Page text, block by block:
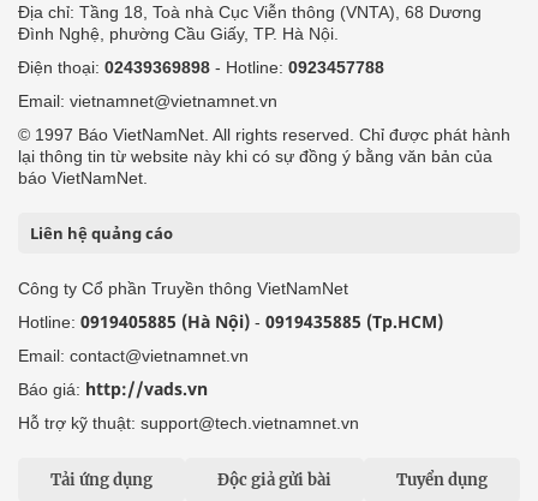
Địa chỉ: Tầng 18, Toà nhà Cục Viễn thông (VNTA), 68 Dương
Đình Nghệ, phường Cầu Giấy, TP. Hà Nội.
Điện thoại: 02439369898 - Hotline: 0923457788
Email: vietnamnet@vietnamnet.vn
© 1997 Báo VietNamNet. All rights reserved. Chỉ được phát hành
lại thông tin từ website này khi có sự đồng ý bằng văn bản của
báo VietNamNet.
Liên hệ quảng cáo
Công ty Cổ phần Truyền thông VietNamNet
Hotline: 0919405885 (Hà Nội) - 0919435885 (Tp.HCM)
Email: contact@vietnamnet.vn
Báo giá: http://vads.vn
Hỗ trợ kỹ thuật: support@tech.vietnamnet.vn
Tải ứng dụng Độc giả gửi bài Tuyển dụng